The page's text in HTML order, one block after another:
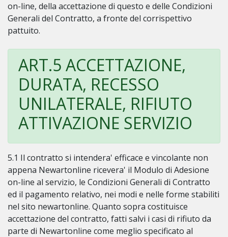
on-line, della accettazione di questo e delle Condizioni
Generali del Contratto, a fronte del corrispettivo
pattuito.
ART.5 ACCETTAZIONE,
DURATA, RECESSO
UNILATERALE, RIFIUTO
ATTIVAZIONE SERVIZIO
5.1 Il contratto si intendera' efficace e vincolante non
appena Newartonline ricevera' il Modulo di Adesione
on-line al servizio, le Condizioni Generali di Contratto
ed il pagamento relativo, nei modi e nelle forme stabiliti
nel sito newartonline. Quanto sopra costituisce
accettazione del contratto, fatti salvi i casi di rifiuto da
parte di Newartonline come meglio specificato al